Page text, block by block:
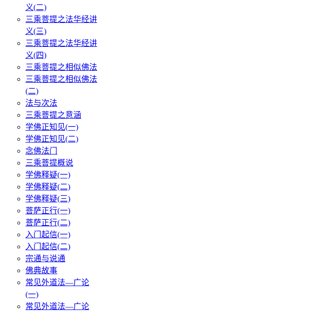
义(二)
三乘菩提之法华经讲
义(三)
三乘菩提之法华经讲
义(四)
三乘菩提之相似佛法
三乘菩提之相似佛法
(二)
法与次法
三乘菩提之意涵
学佛正知见(一)
学佛正知见(二)
念佛法门
三乘菩提概说
学佛释疑(一)
学佛释疑(二)
学佛释疑(三)
菩萨正行(一)
菩萨正行(二)
入门起信(一)
入门起信(二)
宗通与说通
佛典故事
常见外道法—广论
(一)
常见外道法—广论